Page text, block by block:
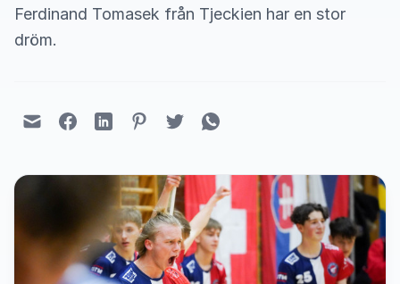
Ferdinand Tomasek från Tjeckien har en stor
dröm.